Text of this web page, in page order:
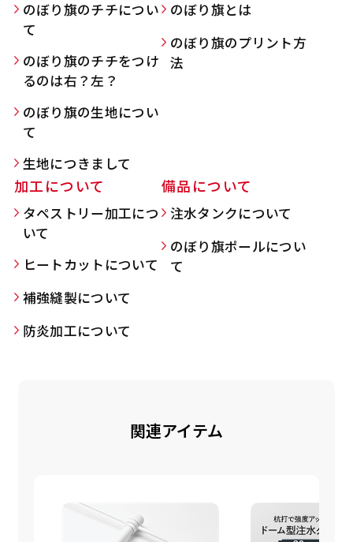
のぼり旗のチチについ
て
のぼり旗のチチをつけ
るのは右？左？
のぼり旗の生地につい
て
生地につきまして
のぼり旗とは
のぼり旗のプリント方
法
加工について
タペストリー加工につ
いて
ヒートカットについて
補強縫製について
防炎加工について
備品について
注水タンクについて
のぼり旗ポールについ
て
関連アイテム
布A1ポスター(60x84)
のぼりだけでなく、ポスターも作れます。
Aバナー(60x180)
Aバナーは三角の形状を利用することでA面B面2
種のデザインを楽しむことができます。前からも
後ろからもアピールができる両面対応のバナーで
布A1ポスター(84x60)
のぼりだけでなく、ポスターも作れます。
自由入力(180x60以内)
お好みのサイズで縦幕・横幕の作成が可能です。
長辺が180cm以内、短辺が60cm以内であれば自
由なサイズを指定下さい！
レギュラーのれん
(180x50)